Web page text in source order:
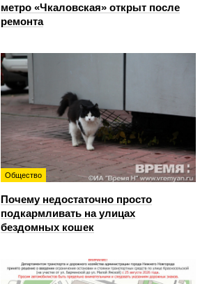
метро «Чкаловская» открыт после
ремонта
Общество
Почему недостаточно просто
подкармливать на улицах
бездомных кошек